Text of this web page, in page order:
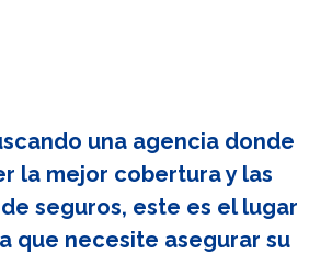
una agencia donde
la mejor cobertura y las
seguros, este es el lugar
que necesite asegurar su